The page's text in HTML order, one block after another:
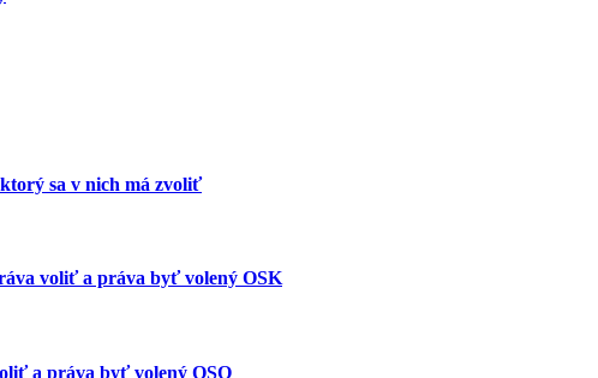
sa v nich má zvoliť
voliť a práva byť volený OSK
a práva byť volený OSO